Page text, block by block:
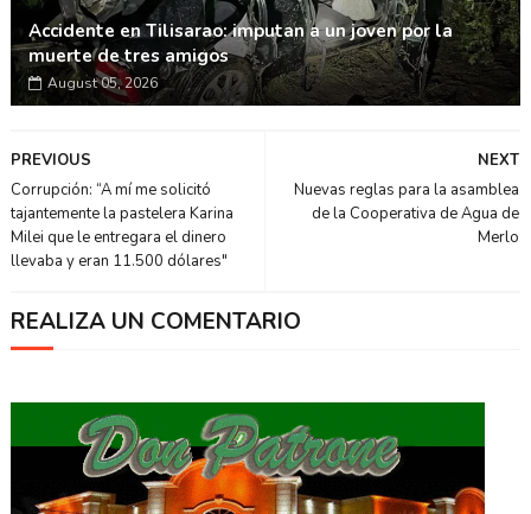
Accidente en Tilisarao: imputan a un joven por la
muerte de tres amigos
August 05, 2026
NEXT
Nuevas reglas para la asamblea
de la Cooperativa de Agua de
Merlo
PREVIOUS
Corrupción: “A mí me solicitó
tajantemente la pastelera Karina
Milei que le entregara el dinero
llevaba y eran 11.500 dólares"
REALIZA UN COMENTARIO